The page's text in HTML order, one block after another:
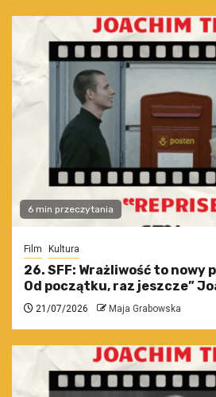
6 min przeczytania
Film Kultura
26. SFF: Wrażliwość to nowy
Od początku, raz jeszcze”
21/07/2026 Maja Grabowska